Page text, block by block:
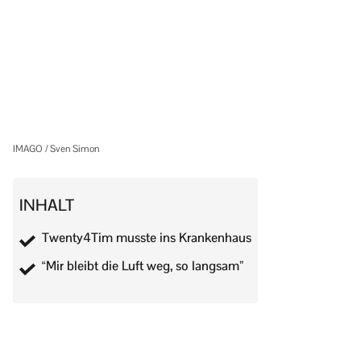
IMAGO / Sven Simon
INHALT
Twenty4Tim musste ins Krankenhaus
“Mir bleibt die Luft weg, so langsam”